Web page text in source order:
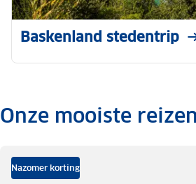
Baskenland stedentrip
.Onze mooiste
Nazomer korting